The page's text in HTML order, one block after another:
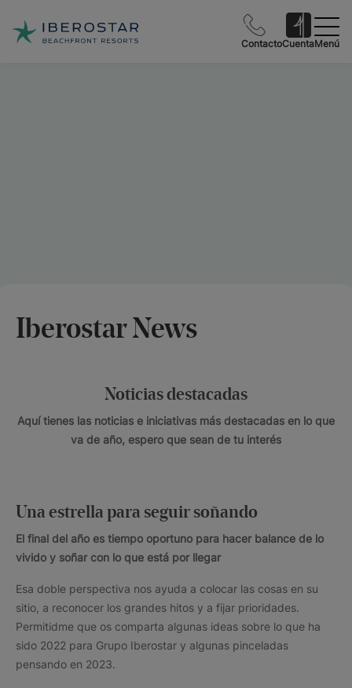
ContactoCuentaMenú
Iberostar News
Noticias destacadas
Aquí tienes las noticias e iniciativas más destacadas en lo que
va de año, espero que sean de tu interés
Una estrella para seguir soñando
El final del año es tiempo oportuno para hacer balance de lo
vivido y soñar con lo que está por llegar
Esa doble perspectiva nos ayuda a colocar las cosas en su
sitio, a reconocer los grandes hitos y a fijar prioridades.
Permitidme que os comparta algunas ideas sobre lo que ha
sido 2022 para Grupo Iberostar y algunas pinceladas
pensando en 2023.